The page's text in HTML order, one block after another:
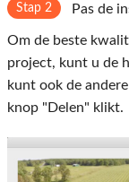
Stap 2 Pas de
Om de beste
project, kunt u de
kunt ook de
knop "Delen" klikt.